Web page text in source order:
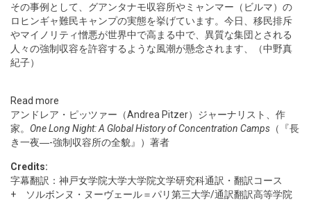
その事例として、グアンタナモ収容所やミャンマー（ビルマ）の
ロヒンギャ難民キャンプの実態を挙げています。今日、移民排斥
やマイノリティ憎悪が世界中で高まる中で、異質な集団とされる
人々の強制収容を許容するような風潮が懸念されます、（中野真
紀子）
Read more
アンドレア・ピッツァー（Andrea Pitzer）ジャーナリスト、作
家。 One Long Night: A Global History of Concentration Camps （『長
き一夜―-強制収容所の全貌』）著者
Credits:
字幕翻訳：神戸女学院大学大学院文学研究科通訳・翻訳コース
+ ソルボンヌ・ヌーヴェール＝パリ第三大学/通訳翻訳高等学院